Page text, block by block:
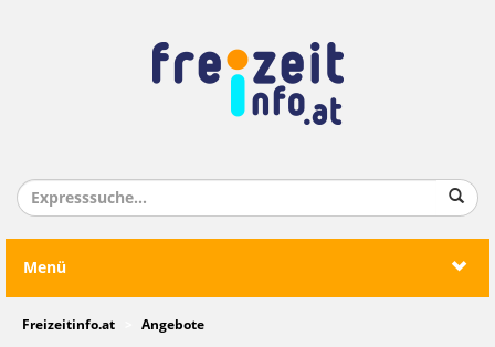
Menü
Freizeitinfo.at Angebote